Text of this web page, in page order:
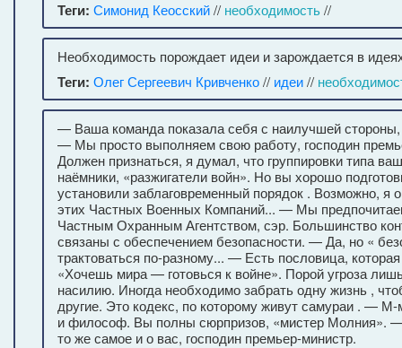
Теги: Симонид Кеосский// необходимость//
Необходимость порождает идеи и зарождается в
Теги: Олег Сергеевич Кривченко// идеи//
— Ваша команда показала себя с наилучшей
— Мы просто выполняем свою работу, господин
Должен признаться, я думал, что группировки типа
наёмники, «разжигатели войн». Но вы хорошо
установили заблаговременный порядок . Возможно, я
этих Частных Военных Компаний... — Мы
Частным Охранным Агентством, сэр. Большинство
связаны с обеспечением безопасности. — Да, но «
трактоваться по-разному... — Есть пословица,
«Хочешь мира — готовься к войне». Порой угроза
насилию. Иногда необходимо забрать одну жизнь ,
другие. Это кодекс, по которому живут самураи . —
и философ. Вы полны сюрпризов, «мистер Молния». —
то же самое и о вас, господин премьер-министр.